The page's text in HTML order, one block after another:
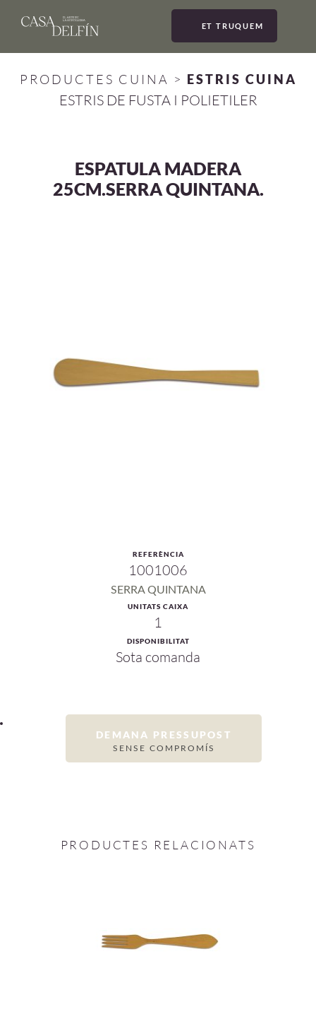
ET TRUQUEM
PRODUCTES CUINA > ESTRIS CUINA
ESTRIS DE FUSTA I POLIETILER
ESPATULA MADERA
25CM.SERRA QUINTANA.
REFERÈNCIA
1001006
SERRA QUINTANA
UNITATS CAIXA
1
DISPONIBILITAT
Sota comanda
DEMANA PRESSUPOST
SENSE COMPROMÍS
PRODUCTES RELACIONATS